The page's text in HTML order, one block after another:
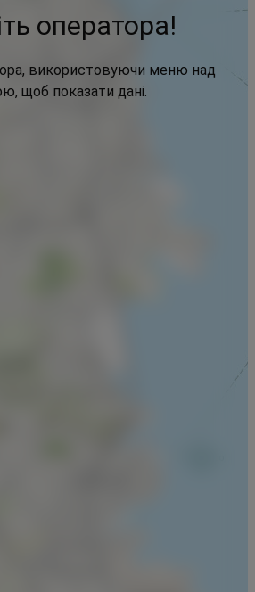
оператора!
використовуючи меню над
щоб показати дані.